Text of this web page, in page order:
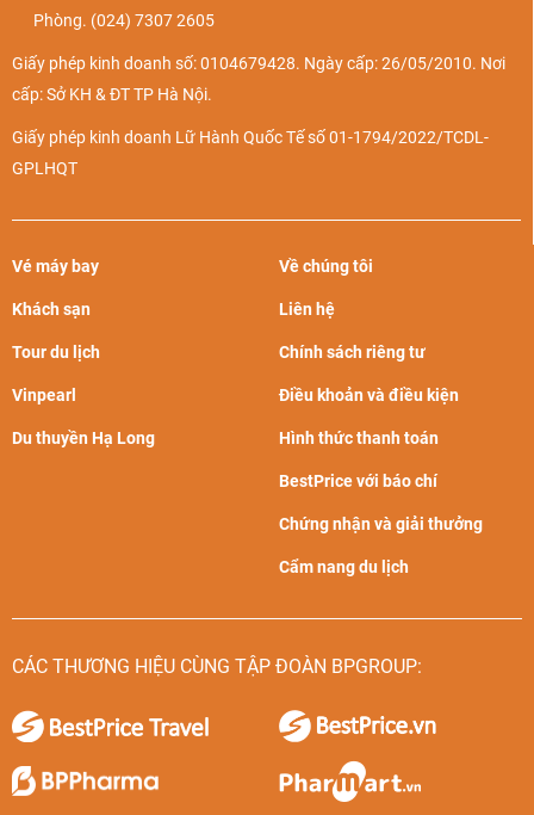
Phòng. (024) 7307 2605
Giấy phép kinh doanh số: 0104679428. Ngày cấp: 26/05/2010. Nơi
cấp: Sở KH & ĐT TP Hà Nội.
Giấy phép kinh doanh Lữ Hành Quốc Tế số 01-1794/2022/TCDL-
GPLHQT
Vé máy bay
Khách sạn
Tour du lịch
Vinpearl
Du thuyền Hạ Long
Về chúng tôi
Liên hệ
Chính sách riêng tư
Điều khoản và điều kiện
Hình thức thanh toán
BestPrice với báo chí
Chứng nhận và giải thưởng
Cẩm nang du lịch
CÁC THƯƠNG HIỆU CÙNG TẬP ĐOÀN BPGROUP: